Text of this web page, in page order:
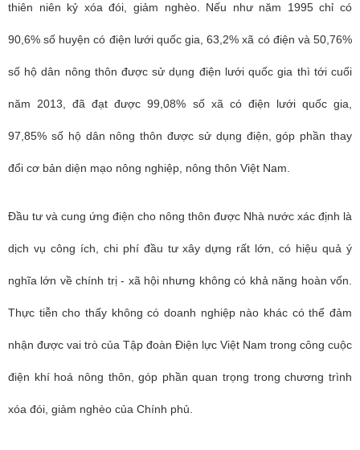
thiên niên kỷ xóa đói, giảm nghèo. Nếu như năm 1995 chỉ có
90,6% số huyện có điện lưới quốc gia, 63,2% xã có điện và 50,76%
số hộ dân nông thôn được sử dụng điện lưới quốc gia thì tới cuối
năm 2013, đã đạt được 99,08% số xã có điện lưới quốc gia,
97,85% số hộ dân nông thôn được sử dụng điện, góp phần thay
đổi cơ bản diện mạo nông nghiệp, nông thôn Việt Nam.
Đầu tư và cung ứng điện cho nông thôn được Nhà nước xác định là
dịch vụ công ích, chi phí đầu tư xây dựng rất lớn, có hiệu quả ý
nghĩa lớn về chính trị - xã hội nhưng không có khả năng hoàn vốn.
Thực tiễn cho thấy không có doanh nghiệp nào khác có thể đảm
nhận được vai trò của Tập đoàn Điện lực Việt Nam trong công cuộc
điện khí hoá nông thôn, góp phần quan trọng trong chương trình
xóa đói, giảm nghèo của Chính phủ.